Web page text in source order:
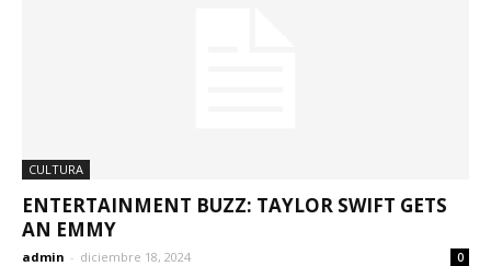
CULTURA
ENTERTAINMENT BUZZ: TAYLOR SWIFT GETS
AN EMMY
admin - diciembre 18, 2024 0